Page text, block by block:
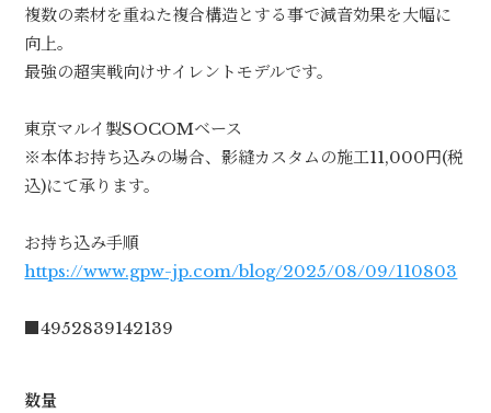
複数の素材を重ねた複合構造とする事で減音効果を大幅に
向上。
最強の超実戦向けサイレントモデルです。
東京マルイ製SOCOMベース
※本体お持ち込みの場合、影縫カスタムの施工11,000円(税
込)にて承ります。
お持ち込み手順
https://www.gpw-jp.com/blog/2025/08/09/110803
■4952839142139
数量